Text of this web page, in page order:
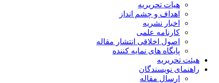
هیات تحریریه
اهداف و چشم انداز
اخبار نشریه
کارنامه علمی
اصول اخلاقی انتشار مقاله
پایگاه های نمایه کننده
هیئت تحریریه
راهنمای نویسندگان
ارسال مقاله